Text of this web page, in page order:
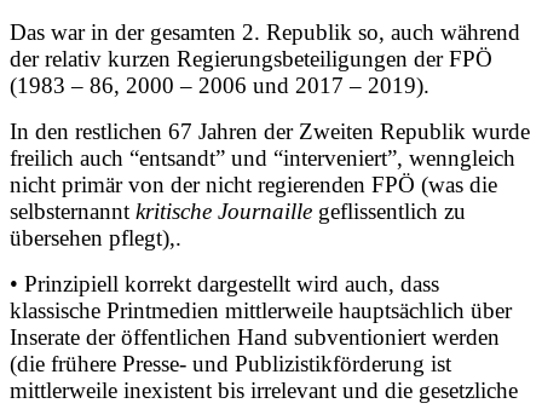
Das war in der gesamten 2. Republik so, auch während
der relativ kurzen Regierungsbeteiligungen der FPÖ
(1983 – 86, 2000 – 2006 und 2017 – 2019).
In den restlichen 67 Jahren der Zweiten Republik wurde
freilich auch “entsandt” und “interveniert”, wenngleich
nicht primär von der nicht regierenden FPÖ (was die
selbsternannt kritische Journaille geflissentlich zu
übersehen pflegt),.
• Prinzipiell korrekt dargestellt wird auch, dass
klassische Printmedien mittlerweile hauptsächlich über
Inserate der öffentlichen Hand subventioniert werden
(die frühere Presse- und Publizistikförderung ist
mittlerweile inexistent bis irrelevant und die gesetzliche